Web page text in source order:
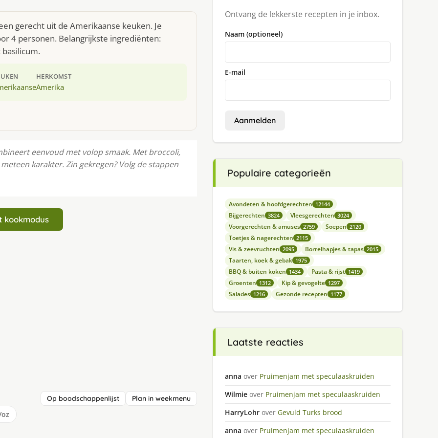
gerecht uit de Amerikaanse keuken. Je
4 personen. Belangrijkste ingrediënten:
HERKOMST
Amerika
eenvoud met volop smaak. Met broccoli,
karakter. Zin gekregen? Volg de stappen
kookmodus
Op boodschappenlijst Plan in weekmenu
Ontvang de lekkerste recepten in je inbox.
Naam (optioneel)
E-mail
Aanmelden
Populaire categorieën
Avondeten & hoofdgerechten 12144
Bijgerechten 3824 Vleesgerechten 3024
Voorgerechten & amuses 2759 Soepen 2120
Toetjes & nagerechten 2115
Vis & zeevruchten 2095 Borrelhapjes & tapas 2015
Taarten, koek & gebak 1975
BBQ & buiten koken 1434 Pasta & rijst 1419
Groenten 1312 Kip & gevogelte 1297
Salades 1216 Gezonde recepten 1177
Laatste reacties
anna over Pruimenjam met speculaaskruiden
Wilmie over Pruimenjam met speculaaskruiden
HarryLohr over Gevuld Turks brood
anna over Pruimenjam met speculaaskruiden